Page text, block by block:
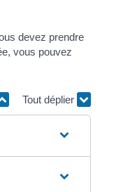
devez prendre
vous pouvez
Tout déplier